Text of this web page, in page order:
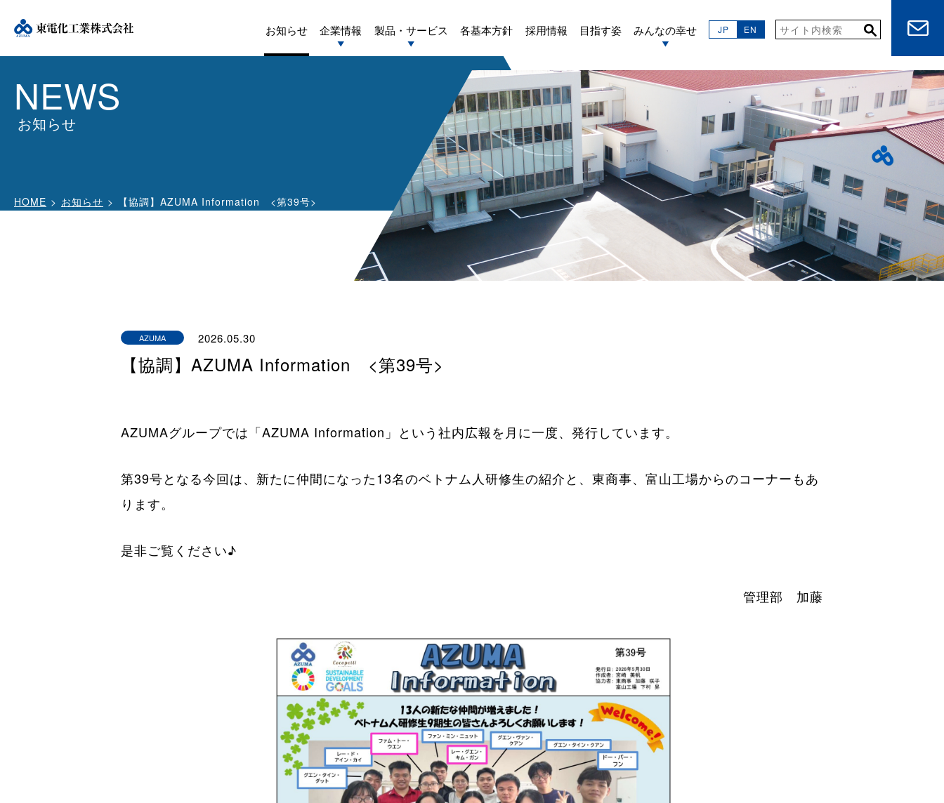
お知らせ 企業情報 製品・サービス 各基本方針 採用情報 目指す姿 みんなの幸せ JP EN
NEWS
お知らせ
HOME お知らせ 【協調】AZUMA Information <第39号>
AZUMA
2026.05.30
【協調】AZUMA Information <第39号>
AZUMAグループでは「AZUMA Information」という社内広報を月に一度、発行しています。
第39号となる今回は、新たに仲間になった13名のベトナム人研修生の紹介と、東商事、富山工場からのコーナーもあ
ります。
是非ご覧ください♪
管理部 加藤